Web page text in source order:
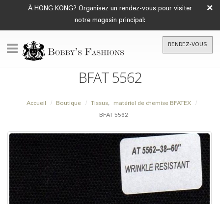
À HONG KONG? Organisez un rendez-vous pour visiter
notre magasin principal:
×
RENDEZ-VOUS
BFAT 5562
Accueil Boutique Tissus, matériel de chemise BFATEX
BFAT 5562